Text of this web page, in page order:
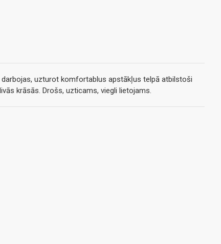
uzturot komfortablus apstākļus telpā atbilstoši
krāsās. Drošs, uzticams, viegli lietojams.